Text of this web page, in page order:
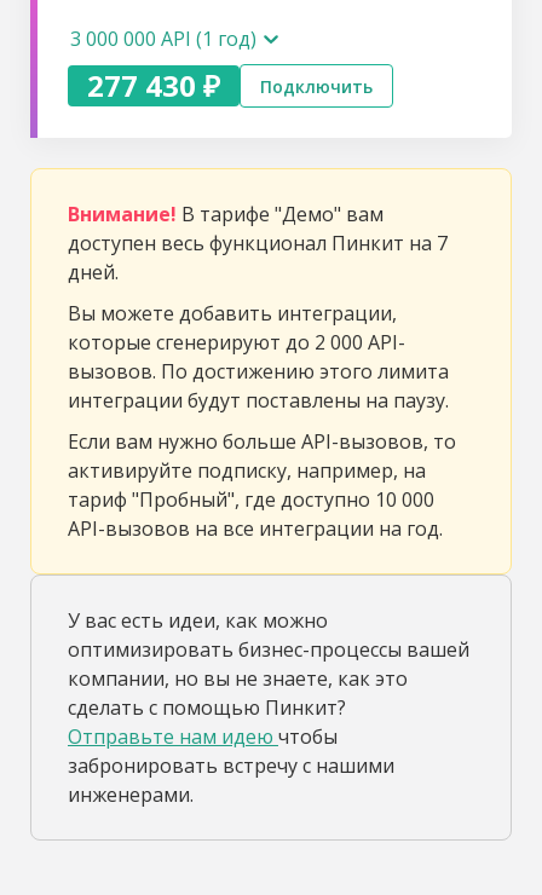
3 000 000 API (1 год)
277 430 ₽ Подключить
Внимание! В тарифе "Демо" вам
доступен весь функционал Пинкит на 7
дней.
Вы можете добавить интеграции,
которые сгенерируют до 2 000 API-
вызовов. По достижению этого лимита
интеграции будут поставлены на паузу.
Если вам нужно больше API-вызовов, то
активируйте подписку, например, на
тариф "Пробный", где доступно 10 000
API-вызовов на все интеграции на год.
У вас есть идеи, как можно
оптимизировать бизнес-процессы вашей
компании, но вы не знаете, как это
сделать с помощью Пинкит?
Отправьте нам идею чтобы
забронировать встречу с нашими
инженерами.